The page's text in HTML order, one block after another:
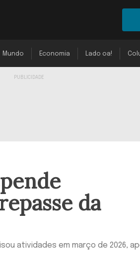
Mundo Economia Lado oa!
da
atividades em março de 2026,